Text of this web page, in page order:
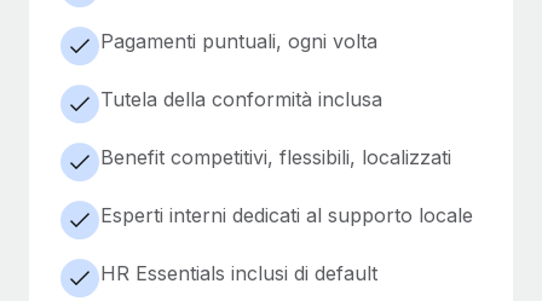
Pagamenti puntuali, ogni volta
Tutela della conformità inclusa
Benefit competitivi, flessibili, localizzati
Esperti interni dedicati al supporto locale
HR Essentials inclusi di default